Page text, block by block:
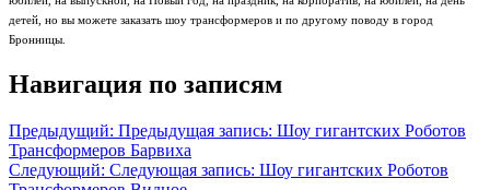
детей, но вы можете заказать шоу трансформеров и по другому поводу в город
Бронницы.
Навигация по записям
Предыдущий: Предыдущая запись: Шоу гигантских Роботов
Трансформеров Барвиха
Следующий: Следующая запись: Шоу гигантских Роботов